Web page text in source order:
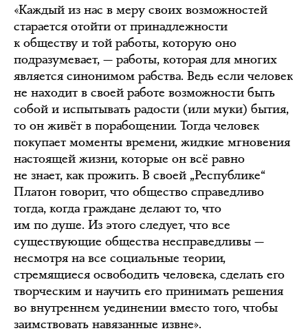
«Каждый из нас в меру своих возможностей
старается отойти от принадлежности
к обществу и той работы, которую оно
подразумевает, — работы, которая для многих
является синонимом рабства. Ведь если человек
не находит в своей работе возможности быть
собой и испытывать радости (или муки) бытия,
то он живёт в порабощении. Тогда человек
покупает моменты времени, жидкие мгновения
настоящей жизни, которые он всё равно
не знает, как прожить. В своей „Республике“
Платон говорит, что общество справедливо
тогда, когда граждане делают то, что
им по душе. Из этого следует, что все
существующие общества несправедливы —
несмотря на все социальные теории,
стремящиеся освободить человека, сделать его
творческим и научить его принимать решения
во внутреннем уединении вместо того, чтобы
заимствовать навязанные извне».